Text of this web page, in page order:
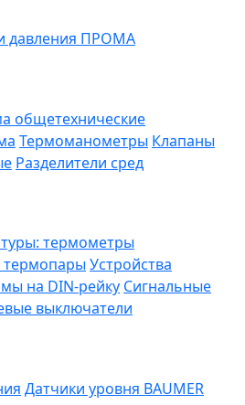
давления ПРОМА
общетехнические
Термоманометры Клапаны
Разделители сред
термометры
термопары Устройства
на DIN-рейку Сигнальные
выключатели
Датчики уровня BAUMER